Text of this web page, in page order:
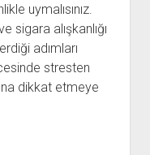
uymalısınız.
sigara alışkanlığı
adımları
stresten
dikkat etmeye